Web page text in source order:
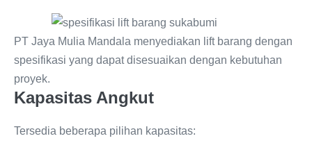
PT Jaya Mulia Mandala menyediakan lift barang dengan
spesifikasi yang dapat disesuaikan dengan kebutuhan
proyek.
Kapasitas Angkut
Tersedia beberapa pilihan kapasitas: